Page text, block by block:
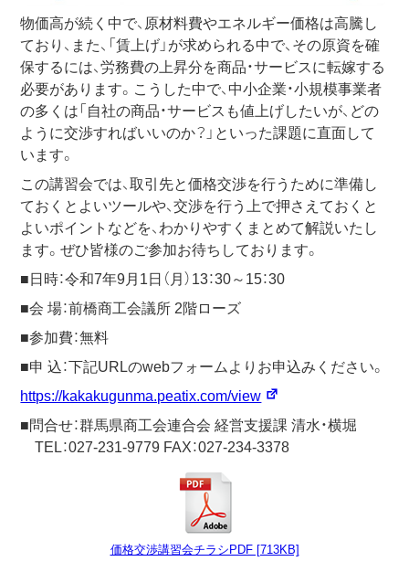
物価高が続く中で、原材料費やエネルギー価格は高騰し
ており、また、「賃上げ」が求められる中で、その原資を確
保するには、労務費の上昇分を商品・サービスに転嫁する
必要があります。こうした中で、中小企業・小規模事業者
の多くは「自社の商品・サービスも値上げしたいが、どの
ように交渉すればいいのか？」といった課題に直面して
います。
この講習会では、取引先と価格交渉を行うために準備し
ておくとよいツールや、交渉を行う上で押さえておくと
よいポイントなどを、わかりやすくまとめて解説いたし
ます。ぜひ皆様のご参加お待ちしております。
■日時：令和7年9月1日（月）13：30～15：30
■会 場：前橋商工会議所 2階ローズ
■参加費：無料
■申 込：下記URLのwebフォームよりお申込みください。
https://kakakugunma.peatix.com/view
■問合せ：群馬県商工会連合会 経営支援課 清水・横堀
TEL：027-231-9779 FAX：027-234-3378
価格交渉講習会チラシPDF [713KB]